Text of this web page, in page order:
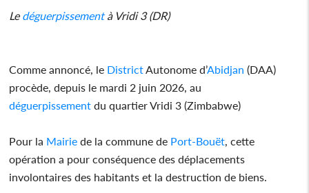
Le déguerpissementà Vridi 3 (DR)
Comme annoncé, le District Autonome d’Abidjan (DAA)
procède, depuis le mardi 2 juin 2026, au
déguerpissement du quartier Vridi 3 (Zimbabwe)
Pour la Mairie de la commune de Port-Bouët , cette
opération a pour conséquence des déplacements
involontaires des habitants et la destruction de biens.